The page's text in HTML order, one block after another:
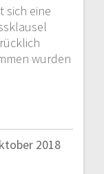
sich eine
wurden
2018